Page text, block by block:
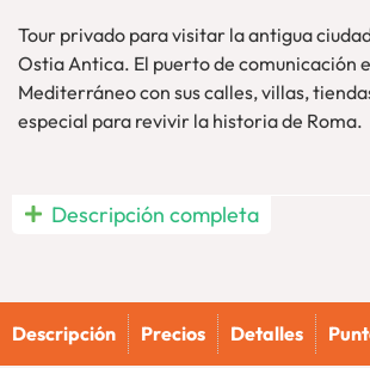
Tour privado para visitar la antigua
Ostia Antica. El puerto de comunicación
Mediterráneo con sus calles, villas,
especial para revivir la historia de Roma.
Reserva nuestro Ostia Antica tour privado
Descripción completa
Descripción Precios Detalles